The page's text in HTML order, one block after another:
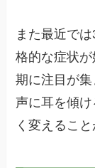
また最近で
格的な症状
期に注目が
声に耳を傾
く変えること